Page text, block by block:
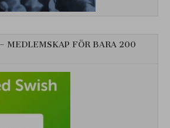
MEDLEMSKAP FÖR BARA 200